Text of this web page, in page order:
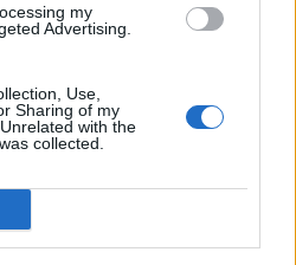
my
Advertising.
Use,
Sharing of my
with the
collected.